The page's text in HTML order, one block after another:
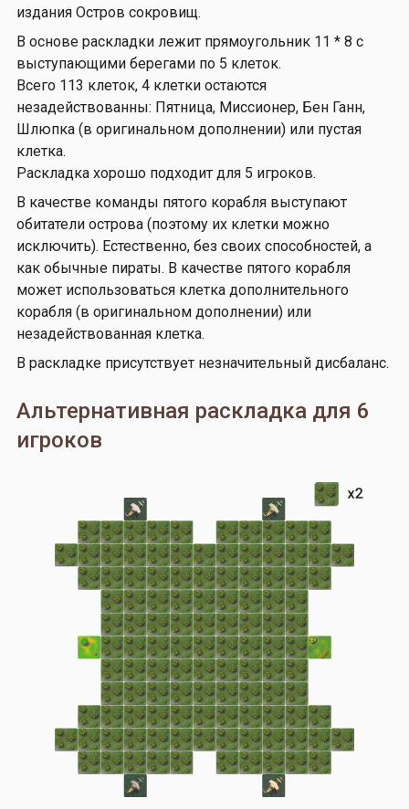
издания Остров сокровищ.
В основе раскладки лежит прямоугольник 11 * 8 с
выступающими берегами по 5 клеток.
Всего 113 клеток, 4 клетки остаются
незадействованны: Пятница, Миссионер, Бен Ганн,
Шлюпка (в оригинальном дополнении) или пустая
клетка.
Раскладка хорошо подходит для 5 игроков.
В качестве команды пятого корабля выступают
обитатели острова (поэтому их клетки можно
исключить). Естественно, без своих способностей, а
как обычные пираты. В качестве пятого корабля
может использоваться клетка дополнительного
корабля (в оригинальном дополнении) или
незадействованная клетка.
В раскладке присутствует незначительный дисбаланс.
Альтернативная раскладка для 6
игроков